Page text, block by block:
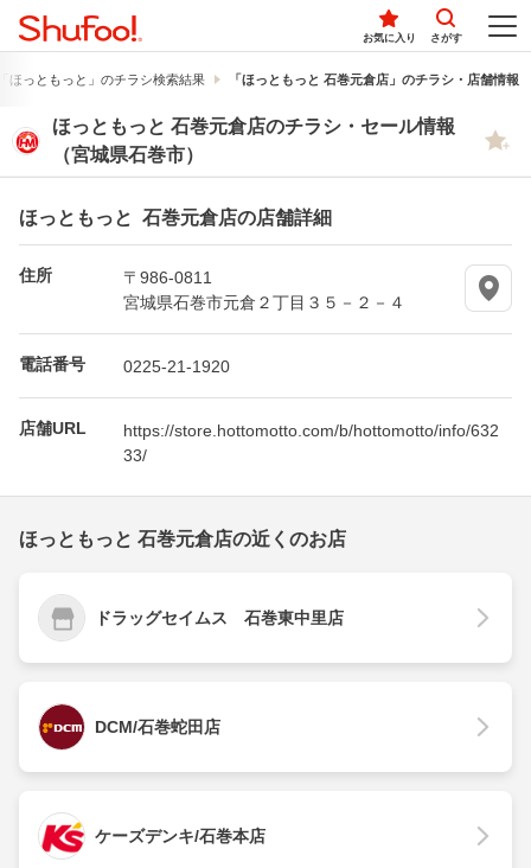
お気に入り さがす
ほっともっと」のチラシ検索結果 「ほっともっと 石巻元倉店」のチラシ・店舗情報
ほっともっと 石巻元倉店のチラシ・セール情報
（宮城県石巻市）
ほっともっと 石巻元倉店の店舗詳細
住所
〒986-0811
宮城県石巻市元倉２丁目３５－２－４
電話番号 0225-21-1920
店舗URL
https://store.hottomotto.com/b/hottomotto/info/632
33/
ほっともっと 石巻元倉店の近くのお店
ドラッグセイムス 石巻東中里店
DCM/石巻蛇田店
ケーズデンキ/石巻本店